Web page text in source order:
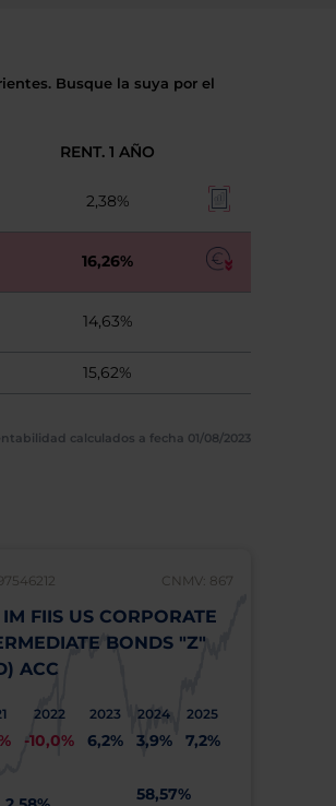
Busque la suya por el
RENT. 1 AÑO
2,38%
16,26%
14,63%
15,62%
calculados a fecha 01/08/2023
CNMV: 867
FIIS US CORPORATE
BONDS "Z"
ACC
2022
-10,0%
2023
6,2%
2024
3,9%
2025
7,2%
58,57%